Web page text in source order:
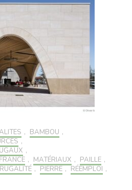
, BAMBOU ,
,
,
, MATÉRIAUX , PAILLE ,
, PIERRE , RÉEMPLOI ,